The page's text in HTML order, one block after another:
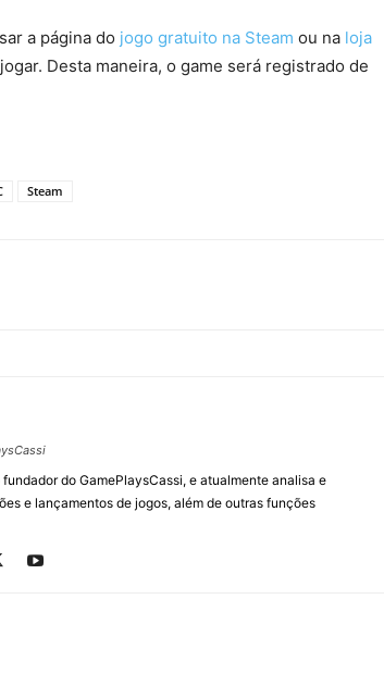
a página do jogo gratuito na Steam ou na loja
Desta maneira, o game será registrado de
Steam
do GamePlaysCassi, e atualmente analisa e
e lançamentos de jogos, além de outras funções